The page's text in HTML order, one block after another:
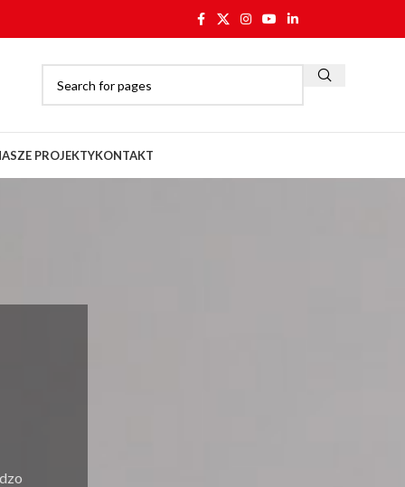
PROJEKTYKONTAKT